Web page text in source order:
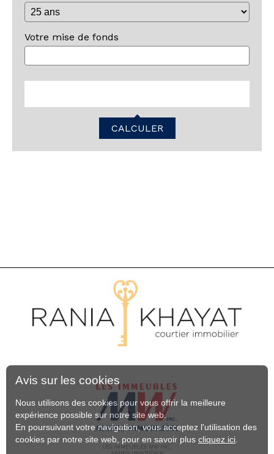
Votre mise de fonds
CALCULER
LES IMMEUBLES MW INC.
Agence Immobilière
Avis sur les cookies
Nous utilisons des cookies pour vous offrir la meilleure
expérience possible sur notre site web.
En poursuivant votre navigation, vous acceptez l'utilisation des
cookies par notre site web, pour en savoir plus cliquez ici